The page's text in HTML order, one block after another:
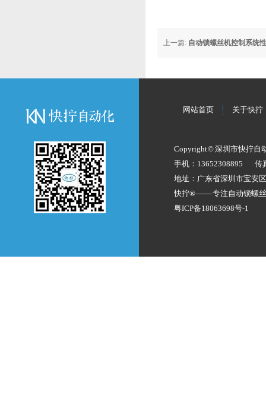
上一篇: 自动锁螺丝机控制系统
网站首页 关于快拧
Copyright © 深圳市快拧自
手机：13652308895
传
地址：广东省深圳市宝安
快拧® —— 专注自动锁螺
粤ICP备18063698号-1